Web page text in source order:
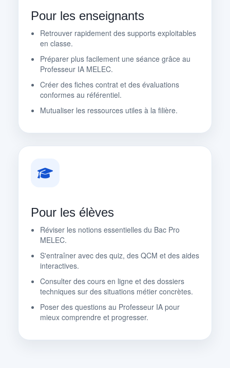
Pour les enseignants
Retrouver rapidement des supports exploitables
en classe.
Préparer plus facilement une séance grâce au
Professeur IA MELEC.
Créer des fiches contrat et des évaluations
conformes au référentiel.
Mutualiser les ressources utiles à la filière.
Pour les élèves
Réviser les notions essentielles du Bac Pro
MELEC.
S'entraîner avec des quiz, des QCM et des aides
interactives.
Consulter des cours en ligne et des dossiers
techniques sur des situations métier concrètes.
Poser des questions au Professeur IA pour
mieux comprendre et progresser.